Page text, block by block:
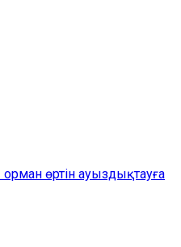
өртін ауыздықтауға